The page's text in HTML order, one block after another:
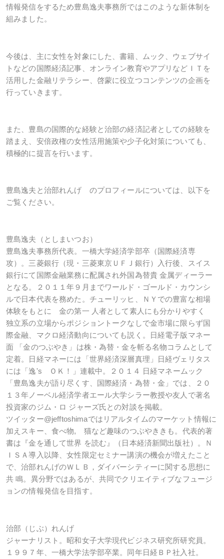
情報発信をするため豊島逸夫事務所ではこのような新体制を
組みました。
今後は、主に女性を対象にした、書籍、ムック、ウェブサイ
トなどの国際経済記事、オンライン教育やアプリなどＩＴを
活用した金融リテラシー、啓蒙に役立つコンテンツの企画を
行っていきます。
また、豊島の国際的な経験と治部の経済記者としての経験を
踏まえ、安倍政権の女性活用施策や少子化対策についても、
積極的に提言を行います。
豊島逸夫と治部れんげ のプロフィールについては、以下を
ご覧ください。
豊島逸夫（としまいつお）
豊島逸夫事務所代表。一橋大学経済学部卒（国際経済専
攻）。三菱銀行（現・三菱東京ＵＦＪ銀行）入行後、スイス
銀行にて国際金融業務に配属され外国為替貴 金属ディーラー
となる。２０１１年９月までワールド・ゴールド・カウンシ
ルで日本代表を務めた。チューリッヒ、ＮＹでの豊富な相場
体験をもとに 金の第一 人者として素人にも分かりやすく
独立系の立場からポジショントークなしで金市場に限らず国
際金融、マクロ経済動向についても説く。日経電子版マネー
面 「金のつぶやき」は株・為替・金を斬る名物コラムとして
定着。日経マネーには「世界経済深層真理」日経ヴェリタス
には「逸's ＯＫ！」連載中。２０１４ 日経マネームック
「豊島逸夫が語り尽くす、国際経済・為替・金」では、２０
１３年ノーベル経済学者エール大学シラー教授や友人で著名
投資家のジム・ロ ジャーズ氏との対談を掲載。
ツイッター@jefftoshimaではリアルタイムのマーケット情報に
加えスキー、食べ物, 猫など趣味のつぶやききも。代表的著
書は『金を通して世界 を読む』（日本経済新聞出版社）。Ｎ
ＩＳＡ導入以降、女性限定セミナー講演の機会が増えたこと
で、治部れんげのＷＬＢ，ダイバーシティーに関する思想に
共 鳴。異分野ではあるが、共同でクリエイティブなフュージ
ョンの情報発信を目指す。
治部（じぶ）れんげ
ジャーナリスト。昭和女子大学現代ビジネス研究所研究員。
１９９７年、一橋大学法学部卒業。同年日経ＢＰ社入社。